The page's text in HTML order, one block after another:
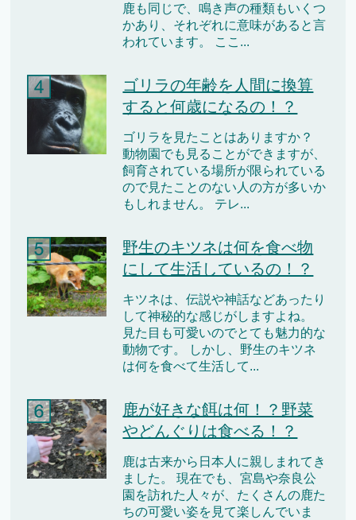
鹿も同じで、鳴き声の種類もいくつ
かあり、それぞれに意味があると言
われています。 ここ...
ゴリラの年齢を人間に換算
すると何歳になるの！？
ゴリラを見たことはありますか？
動物園でも見ることができますが、
飼育されている場所が限られている
ので見たことのない人の方が多いか
もしれません。 テレ...
野生のキツネは何を食べ物
にして生活しているの！？
キツネは、伝説や神話などあったり
して神秘的な感じがしますよね。
見た目も可愛いのでとても魅力的な
動物です。 しかし、野生のキツネ
は何を食べて生活して...
鹿が好きな餌は何！？野菜
やどんぐりは食べる！？
鹿は古来から日本人に親しまれてき
ました。 現在でも、宮島や奈良公
園を訪れた人々が、たくさんの鹿た
ちの可愛い姿を見て楽しんでいま